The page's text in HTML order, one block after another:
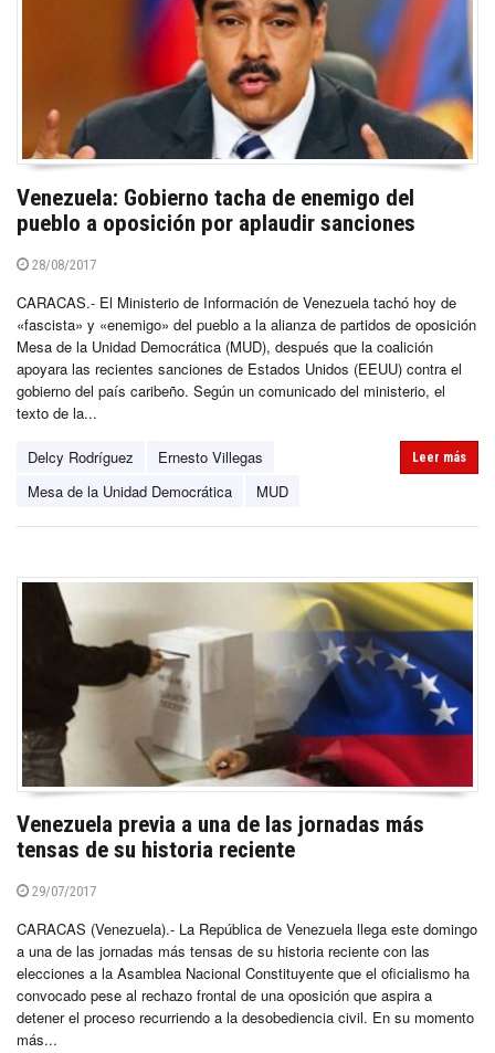
Venezuela: Gobierno tacha de enemigo del
pueblo a oposición por aplaudir sanciones
28/08/2017
CARACAS.- El Ministerio de Información de Venezuela tachó hoy de
«fascista» y «enemigo» del pueblo a la alianza de partidos de oposición
Mesa de la Unidad Democrática (MUD), después que la coalición
apoyara las recientes sanciones de Estados Unidos (EEUU) contra el
gobierno del país caribeño. Según un comunicado del ministerio, el
texto de la...
Delcy Rodríguez
Ernesto Villegas
Mesa de la Unidad Democrática
MUD
Leer más
Venezuela previa a una de las jornadas más
tensas de su historia reciente
29/07/2017
CARACAS (Venezuela).- La República de Venezuela llega este domingo
a una de las jornadas más tensas de su historia reciente con las
elecciones a la Asamblea Nacional Constituyente que el oficialismo ha
convocado pese al rechazo frontal de una oposición que aspira a
detener el proceso recurriendo a la desobediencia civil. En su momento
más...